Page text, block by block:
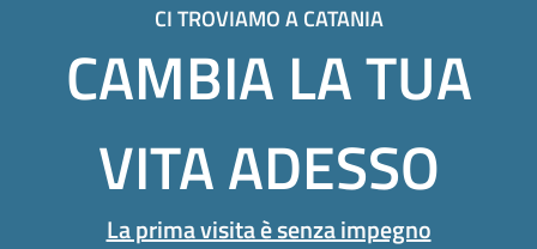
CI TROVIAMO A CATANIA
CAMBIA LA TUA
VITA ADESSO
La prima visita è senza impegno